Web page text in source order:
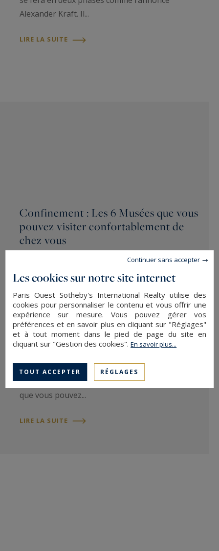
Alexander Kraft. Il...
LIRE LA SUITE
Confinement : Les 6 Musées que vous
pouvez visiter confortablement de
chez vous
Alors que rester chez soit et de maintenir une
distance sociale sont les meilleurs actions à
mener afin de combattre la pandémie de COVID-
19, cela ne veut pas dire que l’on doit perdre nos
activités culturelles à travers le monde entier.
Musée d’Art Moderne de la ville de New York, au
Rijks Museum à Amsterdam, voici les 6 musées
que vous pouvez...
LIRE LA SUITE
Les cookies sur notre site internet
Paris Ouest Sotheby's International Realty utilise des
cookies pour personnaliser le contenu et vous offrir une
expérience sur mesure. Vous pouvez gérer vos
préférences et en savoir plus en cliquant sur "Réglages"
et à tout moment dans le pied de page du site en
cliquant sur "Gestion des cookies".En savoir plus...
TOUT ACCEPTER RÉGLAGES
Continuer sans accepter